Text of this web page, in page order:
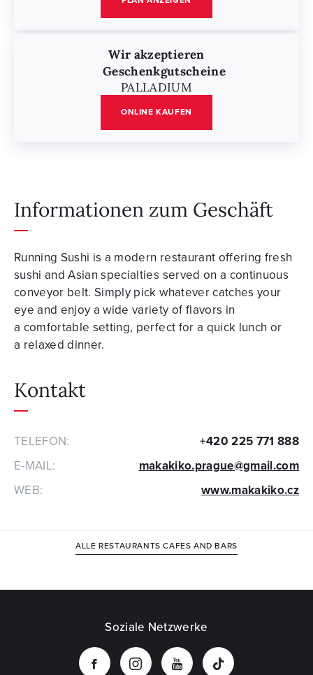
Wir akzeptieren
Geschenkgutscheine
PALLADIUM
ONLINE KAUFEN
Informationen zum Geschäft
Running Sushi is a modern restaurant offering fresh
sushi and Asian specialties served on a continuous
conveyor belt. Simply pick whatever catches your
eye and enjoy a wide variety of flavors in
a comfortable setting, perfect for a quick lunch or
a relaxed dinner.
Kontakt
TELEFON:
+420 225 771 888
E-MAIL:
makakiko.prague@gmail.com
WEB:
www.makakiko.cz
ALLE RESTAURANTS CAFES AND BARS
Soziale Netzwerke